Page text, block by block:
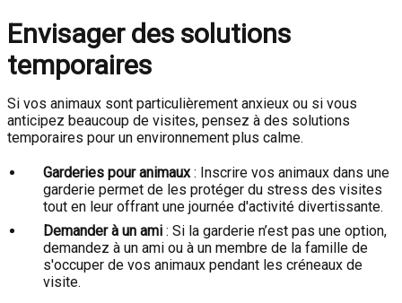
Envisager des solutions
temporaires
Si vos animaux sont particulièrement anxieux ou si vous
anticipez beaucoup de visites, pensez à des solutions
temporaires pour un environnement plus calme.
Garderies pour animaux: Inscrire vos animaux dans une
garderie permet de les protéger du stress des visites
tout en leur offrant une journée d'activité divertissante.
Demander à un ami : Si la garderie n’est pas une option,
demandez à un ami ou à un membre de la famille de
s'occuper de vos animaux pendant les créneaux de
visite.